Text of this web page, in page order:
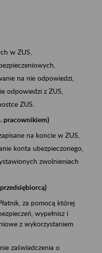
w ZUS,
na nie odpowiedzi,
odpowiedzi z ZUS,
ZUS.
pracownikiem)
na koncie w ZUS,
konta ubezpieczonego,
zwolnieniach
za pomocą której
wypełnisz i
z wykorzystaniem
zaświadczenia o